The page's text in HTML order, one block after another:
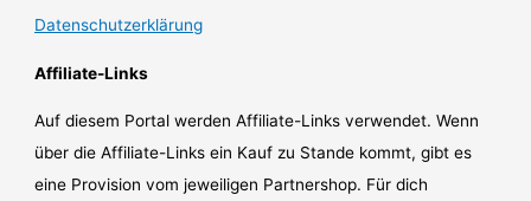
Datenschutzerklärung
Affiliate-Links
Auf diesem Portal werden Affiliate-Links verwendet. Wenn
über die Affiliate-Links ein Kauf zu Stande kommt, gibt es
eine Provision vom jeweiligen Partnershop. Für dich